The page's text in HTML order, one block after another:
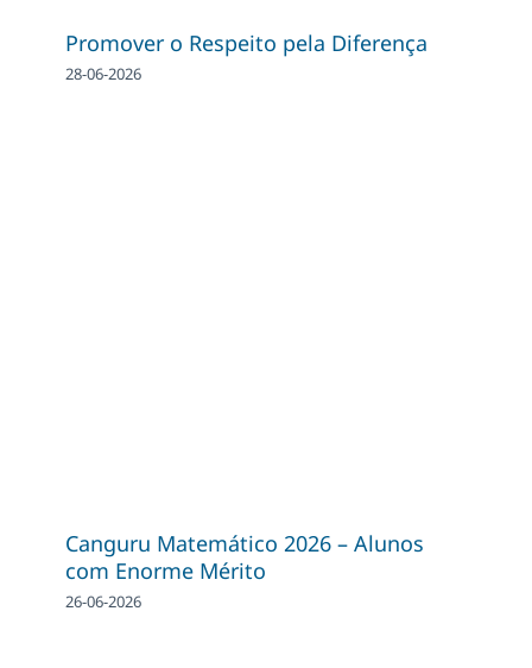
Promover o Respeito pela Diferença
28-06-2026
Canguru Matemático 2026 – Alunos
com Enorme Mérito
26-06-2026